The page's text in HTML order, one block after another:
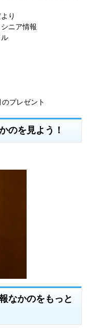
り
ニア情報
プレゼント
のを見よう！
なかのをもっと